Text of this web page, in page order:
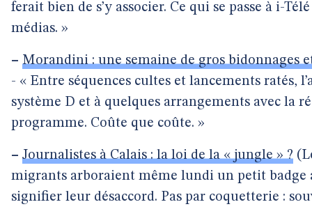
ferait bien de s’y associer. Ce qui se passe à i-
médias. »
– Morandini : une semaine de gros bidonnages
- « Entre séquences cultes et lancements ratés,
système D et à quelques arrangements avec la
programme. Coûte que coûte. »
– Journalistes à Calais : la loi de la « jungle » ?
migrants arboraient même lundi un petit badge
signifier leur désaccord. Pas par coquetterie :